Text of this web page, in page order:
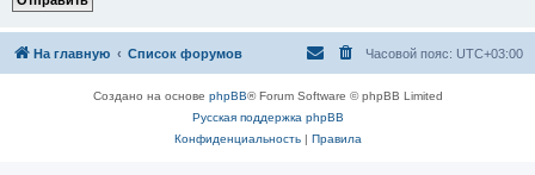
На главную Список форумов Часовой пояс: UTC+03:00
Создано на основе phpBB® Forum Software © phpBB Limited
Русская поддержка phpBB
Конфиденциальность| Правила